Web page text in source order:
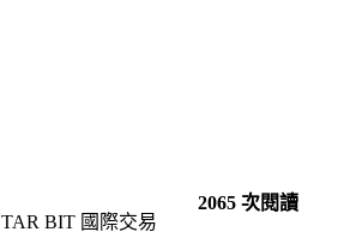
2065 次閱讀
BIT 國際交易